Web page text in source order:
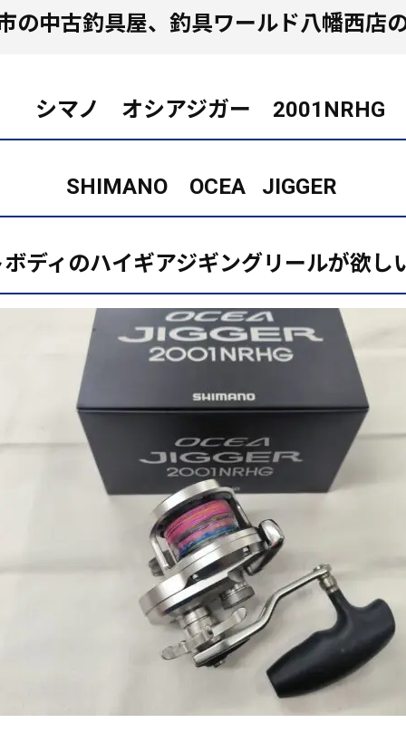
の中古釣具屋、釣具ワールド八幡西店
シマノ オシアジガー 2001NRHG
SHIMANO OCEA JIGGER
ディのハイギアジギングリールが欲し